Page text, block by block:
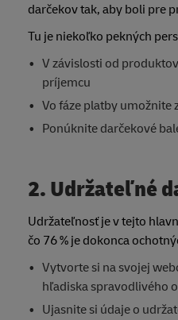
darčekov tak, aby boli pre
Tu je niekoľko pekných
V závislosti od
príjemcu
Vo fáze platby umožnite
Ponúknite darčekové
2. Udržateľné
Udržateľnosť je v tejto
čo 76 % je dokonca
Vytvorte si na svojej
hľadiska spravodlivého
Ujasnite si údaje o